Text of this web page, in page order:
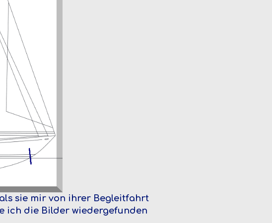
sie mir von ihrer Begleitfahrt
ich die Bilder wiedergefunden